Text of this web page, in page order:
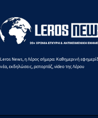
Leros News, η Λέρος σήμερα: Καθημερινή
νέα, εκδηλώσεις, ρεπορτάζ, video της Λέρου